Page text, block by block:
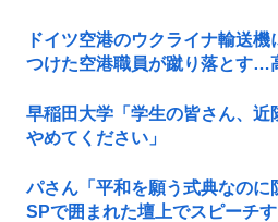
ドイツ空港のウクライナ輸送
つけた空港職員が蹴り落とす…
早稲田大学「学生の皆さん、近
やめてください」
パさん「平和を願う式典なのに
SPで囲まれた壇上でスピーチす